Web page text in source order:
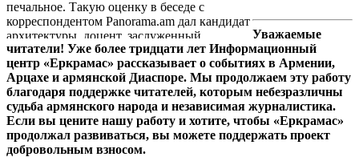
печальное. Такую оценку в беседе с
корреспондентом Panorama.am дал кандидат
архитектуры, доцент, заслуженный
архитектор РА, лауреат Государственной
премии РА Артак Гулян. По его словам, за
рубежом наблюдается большой интерес к
армянской культуре, однако все это
представляется очень слабо.
Уважаемые
читатели! Уже более тридцати лет Информационный
центр «Еркрамас» рассказывает о событиях в Армении,
Арцахе и армянской Диаспоре. Мы продолжаем эту работу
благодаря поддержке читателей, которым небезразличны
судьба армянского народа и независимая журналистика.
Если вы цените нашу работу и хотите, чтобы «Еркрамас»
продолжал развиваться, вы можете поддержать проект
добровольным взносом.